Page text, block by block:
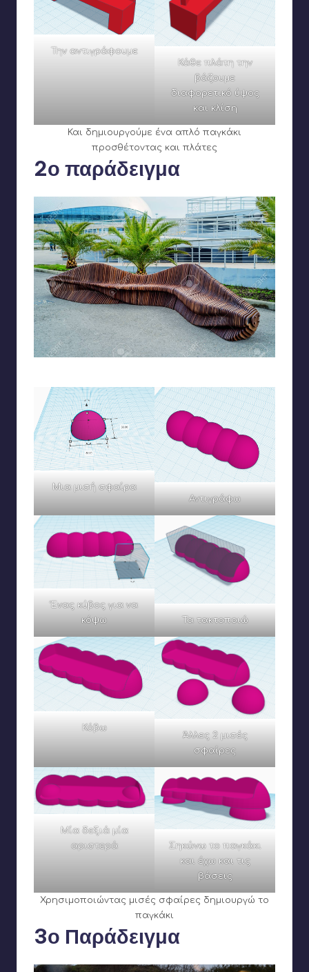
Την αντιγράφουμε
Κάθε πλάτη την
βάζουμε
διαφορετικό ύψος
και κλίση
Και δημιουργούμε ένα απλό παγκάκι
προσθέτοντας και πλάτες
2ο παράδειγμα
Μια μισή σφαίρα
Αντιγράφω
Ένας κύβος για να
κόψω
Τα τακτοποιώ
Κόβω
Άλλες 2 μισές
σφαίρες
Μία δεξιά μία
αριστερά
Σηκώνω το παγκάκι
και έχω και τις
βάσεις
Χρησιμοποιώντας μισές σφαίρες δημιουργώ το
παγκάκι
3ο Παράδειγμα